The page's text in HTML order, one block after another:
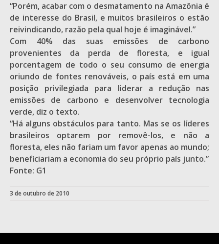
“Porém, acabar com o desmatamento na Amazônia é
de interesse do Brasil, e muitos brasileiros o estão
reivindicando, razão pela qual hoje é imaginável.”
Com 40% das suas emissões de carbono
provenientes da perda de floresta, e igual
porcentagem de todo o seu consumo de energia
oriundo de fontes renováveis, o país está em uma
posição privilegiada para liderar a redução nas
emissões de carbono e desenvolver tecnologia
verde, diz o texto.
“Há alguns obstáculos para tanto. Mas se os líderes
brasileiros optarem por removê-los, e não a
floresta, eles não fariam um favor apenas ao mundo;
beneficiariam a economia do seu próprio país junto.”
Fonte: G1
3 de outubro de 2010